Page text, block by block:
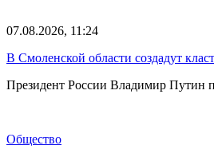
07.08.2026, 11:24
В Смоленской области создадут
Президент России Владимир Путин
Общество